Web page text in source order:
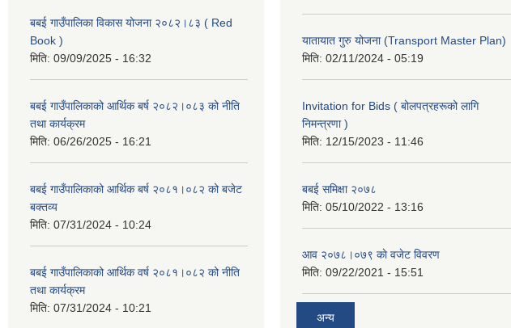
बबई गाउँपालिका विकास योजना २०८२।८३ ( Red
Book )
मिति: 09/09/2025 - 16:32
बबई गाउँपालिकाको आर्थिक बर्ष २०८२।०८३ को नीति
तथा कार्यक्रम
मिति: 06/26/2025 - 16:21
बबई गाउँपालिकाको आर्थिक बर्ष २०८१।०८२ को बजेट
बक्तव्य
मिति: 07/31/2024 - 10:24
बबई गाउँपालिकाको आर्थिक वर्ष २०८१।०८२ को नीति
तथा कार्यक्रम
मिति: 07/31/2024 - 10:21
यातायात गुरु योजना (Transport Master Plan)
मिति: 02/11/2024 - 05:19
Invitation for Bids ( बोलपत्रहरूको लागि
निमन्त्रणा )
मिति: 12/15/2023 - 11:46
बबई समिक्षा २०७८
मिति: 05/10/2022 - 13:16
आव २०७८।०७९ काे वजेट विवरण
मिति: 09/22/2021 - 15:51
अन्य